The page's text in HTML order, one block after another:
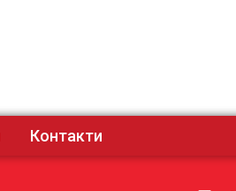
Контакти